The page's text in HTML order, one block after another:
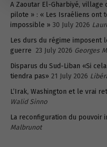
A Zaoutar El-Gharbiyé, village
pilote » : « Les Israéliens ont
impossible » 30 July 2026
Les durs du régime
guerre 23 July 2026 Georges
Disparus du Sud-Liban «Si
tiendra pas» 21 July 2026
L’Irak, Washington et le vrai
Walid Sinno
La reconfiguration du pouvoir
Malbrunot